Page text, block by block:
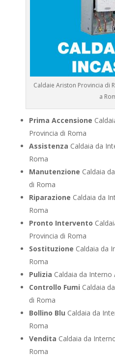
Caldaie Ariston Provincia di
a
Prima Accensione
Provincia di Roma
Assistenza Caldaia da
Roma
Manutenzione Caldaia
di Roma
Riparazione Caldaia da
Roma
Pronto Intervento
Provincia di Roma
Sostituzione Caldaia da
Roma
Pulizia Caldaia da
Controllo Fumi Caldaia
di Roma
Bollino Blu Caldaia da
Roma
Vendita Caldaia da
Roma